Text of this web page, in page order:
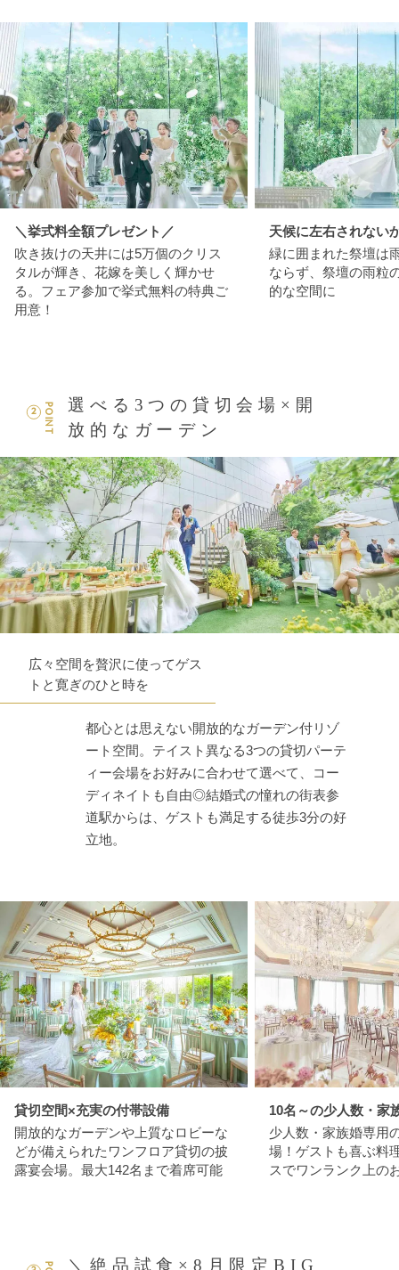
＼挙式料全額プレゼント／
吹き抜けの天井には5万個のクリス
タルが輝き、花嫁を美しく輝かせ
る。フェア参加で挙式無料の特典ご
用意！
天候に左右されない
緑に囲まれた祭壇は
ならず、祭壇の雨粒
的な空間に
POINT
2
選べる3つの貸切会場×開
放的なガーデン
広々空間を贅沢に使ってゲス
トと寛ぎのひと時を
都心とは思えない開放的なガーデン付リゾ
ート空間。テイスト異なる3つの貸切パーテ
ィー会場をお好みに合わせて選べて、コー
ディネイトも自由◎結婚式の憧れの街表参
道駅からは、ゲストも満足する徒歩3分の好
立地。
貸切空間×充実の付帯設備
開放的なガーデンや上質なロビーな
どが備えられたワンフロア貸切の披
露宴会場。最大142名まで着席可能
10名～の少人数・家
少人数・家族婚専用
場！ゲストも喜ぶ料
スでワンランク上の
＼絶品試食×8月限定BIG